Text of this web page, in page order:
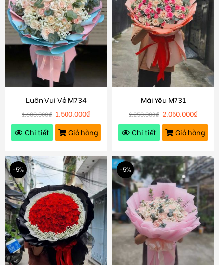
Luôn Vui Vẻ M734
1.600.000₫ 1.500.000₫
Chi tiết
Giỏ hàng
Mãi Yêu M731
2.250.000₫ 2.050.000₫
Chi tiết
Giỏ hàng
-5% -5%